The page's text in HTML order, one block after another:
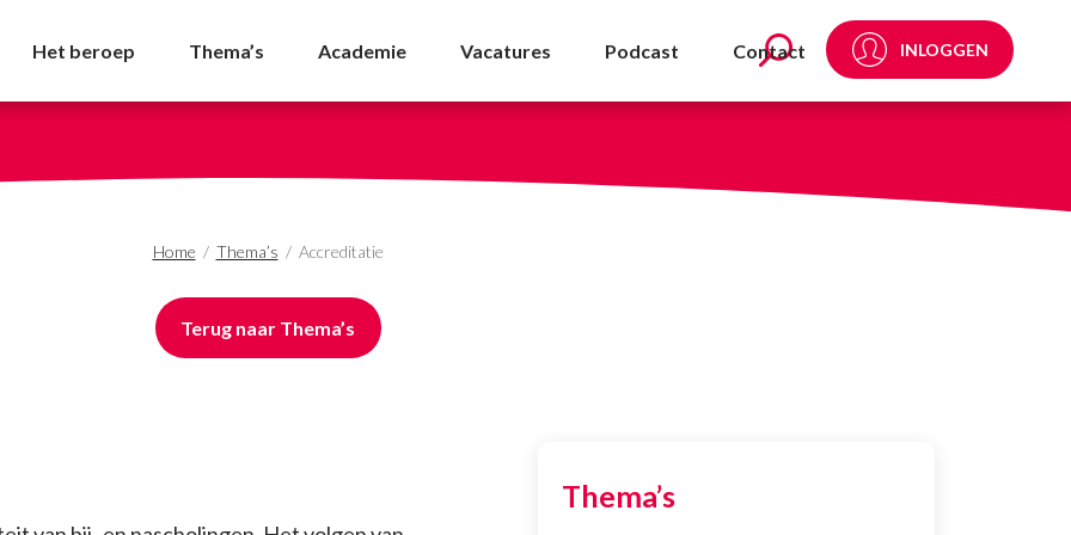
Het beroep Thema’s Academie Vacatures Podcast Contact INLOGGEN
Home / Thema’s / Accreditatie
Terug naar Thema’s
Thema’s